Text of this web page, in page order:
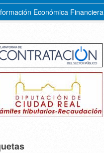
Económica Financiera